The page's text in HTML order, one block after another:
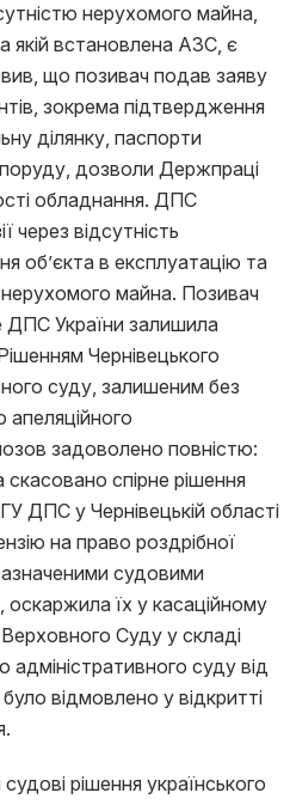
нерухомого майна,
якій встановлена АЗС, є
що позивач подав заяву
зокрема підтвердження
ділянку, паспорти
дозволи Держпраці
обладнання. ДПС
через відсутність
об’єкта в експлуатацію та
нерухомого майна. Позивач
ДПС України залишила
Чернівецького
суду, залишеним без
задоволено повністю:
спірне рішення
ДПС у Чернівецькій області
на право роздрібної
судовими
їх у касаційному
Суду у складі
адміністративного суду від
відмовлено у відкритті
рішення українського